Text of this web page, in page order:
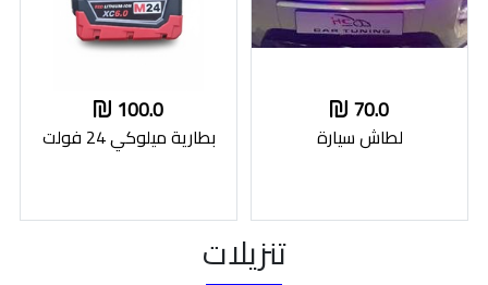
70.0
لطاش سيارة
100.0
بطارية ميلوكي 24 فولت
تنزيلات